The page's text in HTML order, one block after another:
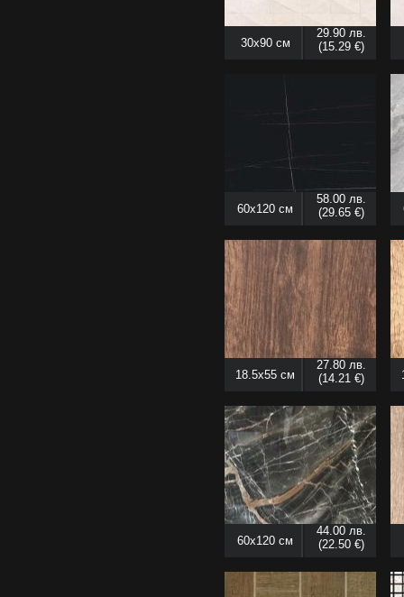
30x90 см
29.90 лв.
(15.29 €)
60x120 см
58.00 лв.
(29.65 €)
18.5x55 см
27.80 лв.
(14.21 €)
60x120 см
44.00 лв.
(22.50 €)